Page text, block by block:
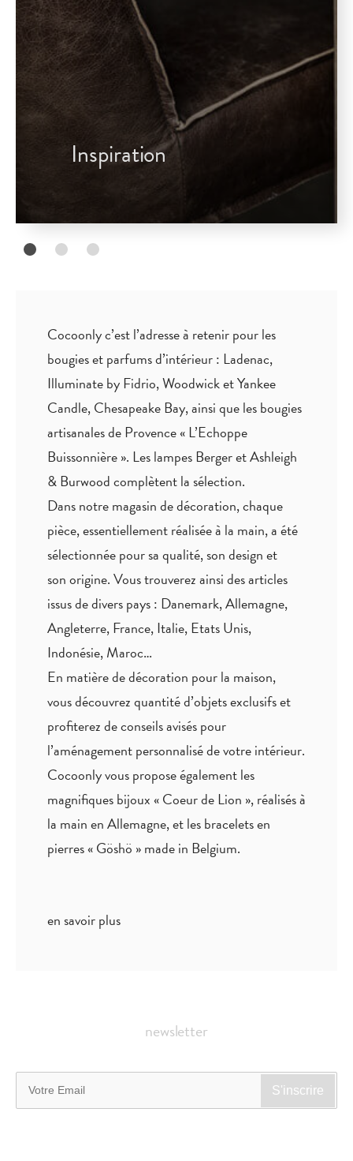
Inspiration
Cocoonly c’est l’adresse à retenir pour les
bougies et parfums d’intérieur : Ladenac,
Illuminate by Fidrio, Woodwick et Yankee
Candle, Chesapeake Bay, ainsi que les bougies
artisanales de Provence « L’Echoppe
Buissonnière ». Les lampes Berger et Ashleigh
& Burwood complètent la sélection.
Dans notre magasin de décoration, chaque
pièce,essentiellement réalisée à la main, a été
sélectionnée pour sa qualité, son design et
son origine. Vous trouverez ainsi des articles
issus de divers pays : Danemark, Allemagne,
Angleterre, France, Italie, Etats Unis,
Indonésie, Maroc…
En matière de décoration pour la maison,
vous découvrez quantitéd’objets exclusifset
profiterez deconseils aviséspour
l’aménagement personnalisé de votre intérieur.
Cocoonly vous propose également les
magnifiques bijoux « Coeur de Lion », réalisés à
la main en Allemagne, et les bracelets en
pierres « Göshö » made in Belgium.
en savoir plus
newsletter